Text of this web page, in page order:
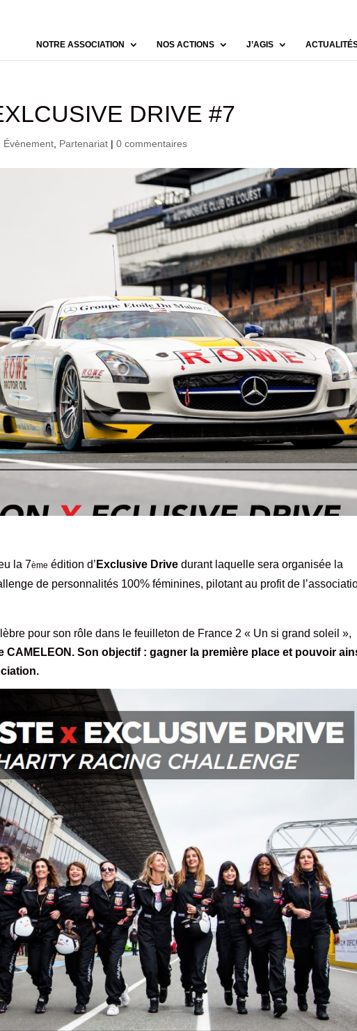
NOTRE ASSOCIATION NOS ACTIONS J’AGIS
DRIVE #7
Évènement Partenariat |0 commentaires
la 7ème édition d’ Exclusive Drive durant laquelle sera organisée la
de personnalités 100% féminines, pilotant au profit de
pour son rôle dans le feuilleton de France 2 « Un si grand soleil »,
CAMELEON. Son objectif : gagner la première place et pouvoir